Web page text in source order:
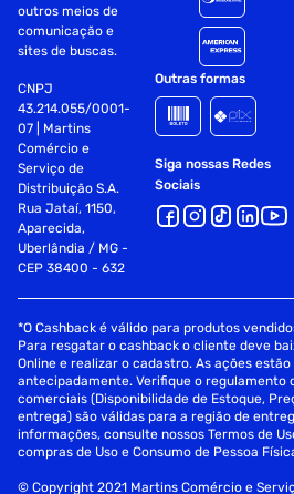
outros meios de
comunicação e
sites de buscas.
CNPJ
43.214.055/0001-
07 | Martins
Comércio e
Serviço de
Distribuição S.A.
Rua Jataí, 1150,
Aparecida,
Uberlândia / MG -
CEP 38400 - 632
Outras formas
Siga nossas Redes
Sociais
*O Cashback é válido para produtos
Para resgatar o cashback o cliente deve
Online e realizar o cadastro. As ações
antecipadamente. Verifique o regulamento
comerciais (Disponibilidade de Estoque,
entrega) são válidas para a região de
informações, consulte nossos Termos de
compras de Uso e Consumo de Pessoa
© Copyright 2021 Martins Comércio e